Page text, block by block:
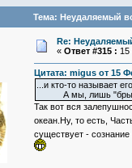
Тема: Неудаляемый
Re:
« Ответ #315 : 15
Цитата: migus от 15
...и кто-то называет
А мы, лишь
Так вот вся
океан.Ну, то есть,
существует - сознание